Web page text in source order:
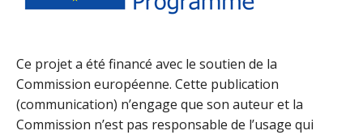
Ce projet a été financé avec le soutien de la
Commission européenne. Cette publication
(communication) n’engage que son auteur et la
Commission n’est pas responsable de l’usage qui